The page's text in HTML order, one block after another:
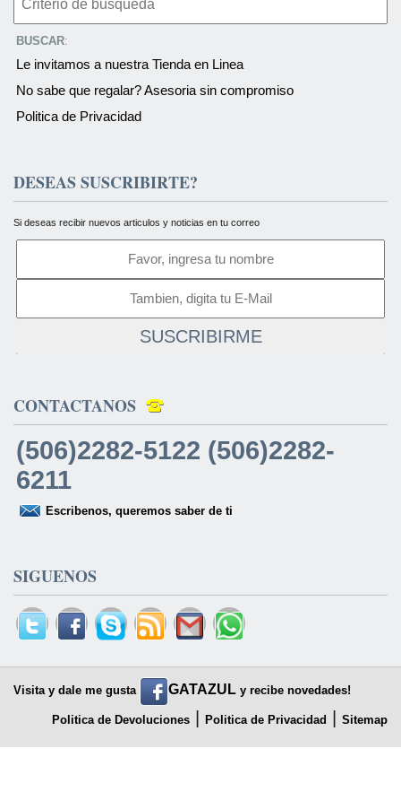
BUSCAR:
Le invitamos a nuestra Tienda en Linea
No sabe que regalar? Asesoria sin compromiso
Politica de Privacidad
DESEAS SUSCRIBIRTE?
Si deseas recibir nuevos articulos y noticias en tu correo
SUSCRIBIRME
CONTACTANOS
(506)2282-5122 (506)2282-
6211
Escribenos, queremos saber de ti
SIGUENOS
Visita y dale me gusta GATAZUL y recibe novedades!
Politica de Devoluciones | Politica de Privacidad | Sitemap